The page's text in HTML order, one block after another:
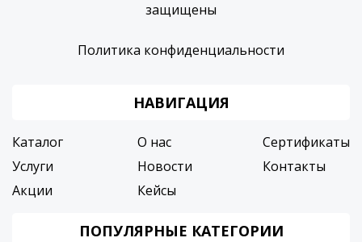
защищены
Политика конфиденциальности
НАВИГАЦИЯ
Каталог
Услуги
Акции
О нас
Новости
Кейсы
Сертификаты
Контакты
ПОПУЛЯРНЫЕ КАТЕГОРИИ